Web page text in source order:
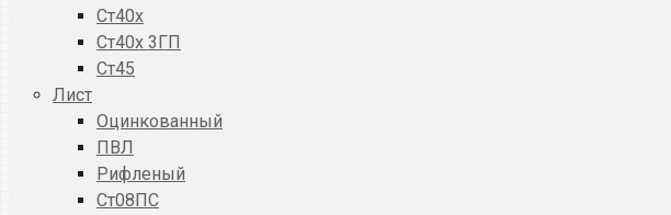
Ст40х
Ст40х 3ГП
Ст45
Лист
Оцинкованный
ПВЛ
Рифленый
Ст08ПС